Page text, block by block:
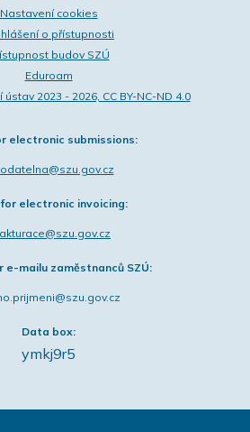
Nastavení cookies
o přístupnosti
budov SZÚ
Eduroam
2023 - 2026, CC BY-NC-ND 4.0
electronic submissions:
for electronic invoicing:
e-mailu zaměstnanců SZÚ:
Data box:
ymkj9r5